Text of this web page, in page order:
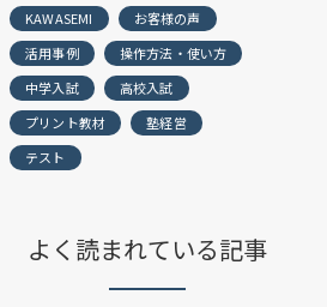
KAWASEMI
お客様の声
活用事例
操作方法・使い方
中学入試
高校入試
プリント教材
塾経営
テスト
よく読まれている記事